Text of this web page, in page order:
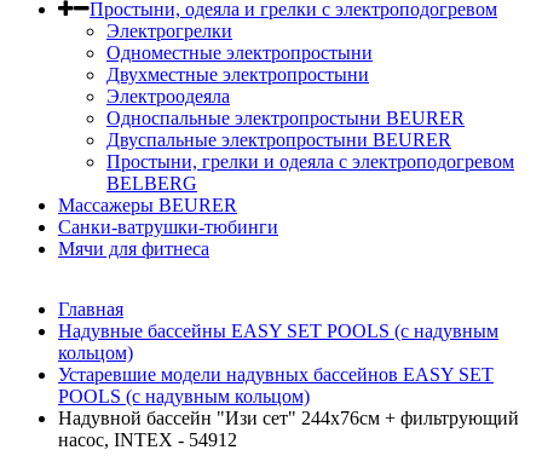
Простыни, одеяла и грелки с электроподогревом
Электрогрелки
Одноместные электропростыни
Двухместные электропростыни
Электроодеяла
Односпальные электропростыни BEURER
Двуспальные электропростыни BEURER
Простыни, грелки и одеяла с электроподогревом
BELBERG
Массажеры BEURER
Санки-ватрушки-тюбинги
Мячи для фитнеса
Главная
Надувные бассейны EASY SET POOLS (с надувным
кольцом)
Устаревшие модели надувных бассейнов EASY SET
POOLS (с надувным кольцом)
Надувной бассейн "Изи сет" 244х76см + фильтрующий
насос, INTEX - 54912